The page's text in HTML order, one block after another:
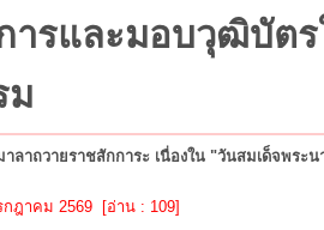
ารและมอบวุฒิบัตร
ม
าลาถวายราชสักการะ เนื่องใน "วันสมเด็จพระ
กฎาคม 2569 [อ่าน : 109]